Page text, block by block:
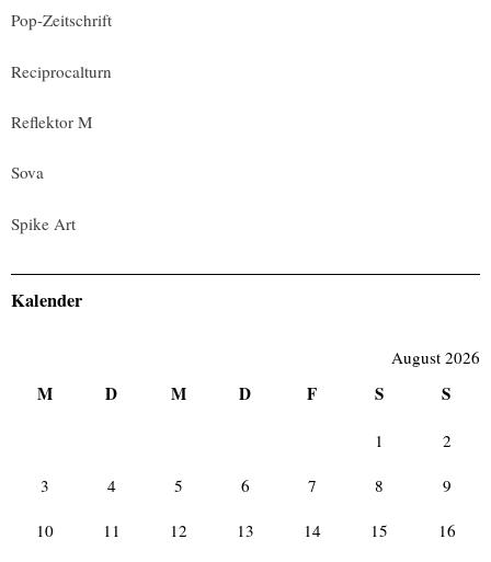
Pop-Zeitschrift
Reciprocalturn
Reflektor M
Sova
Spike Art
Kalender
August 2026
M D M D F S S
1 2
3 4 5 6 7 8 9
10 11 12 13 14 15 16